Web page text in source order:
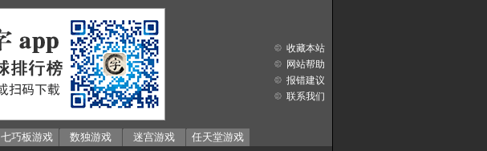
七巧板游戏 数独游戏 迷宫游戏 任天堂游戏
收藏本站
网站帮助
报错建议
联系我们